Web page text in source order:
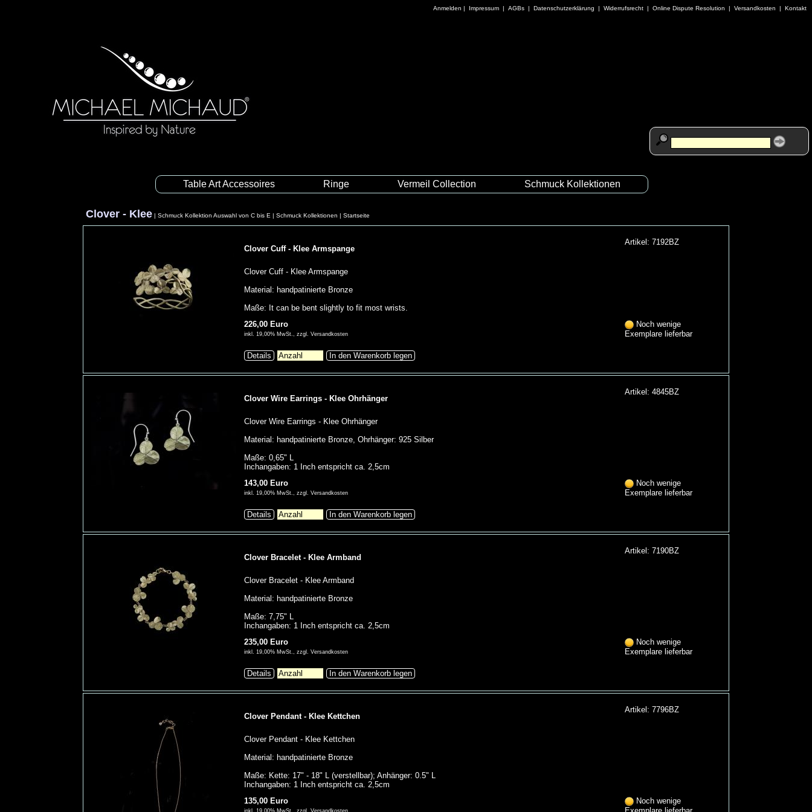
Anmelden | Impressum | AGBs | Datenschutzerklärung | Widerrufsrecht | Online Dispute Resolution | Versandkosten | Kontakt
Table Art Accessoires Ringe Vermeil Collection Schmuck Kollektionen
Clover - Klee |Schmuck Kollektion Auswahl von C bis E |Schmuck Kollektionen |Startseite
Clover Cuff - Klee Armspange
Artikel: 7192BZ
Clover Cuff - Klee Armspange
Material: handpatinierte Bronze
Maße: It can be bent slightly to fit most wrists.
226,00 Euro
inkl. 19,00% MwSt., zzgl. Versandkosten
Noch wenige
Exemplare lieferbar
Details In den Warenkorb legen
Clover Wire Earrings - Klee Ohrhänger
Artikel: 4845BZ
Clover Wire Earrings - Klee Ohrhänger
Material: handpatinierte Bronze, Ohrhänger: 925 Silber
Maße: 0,65" L
Inchangaben: 1 Inch entspricht ca. 2,5cm
143,00 Euro
inkl. 19,00% MwSt., zzgl. Versandkosten
Noch wenige
Exemplare lieferbar
Details In den Warenkorb legen
Clover Bracelet - Klee Armband
Artikel: 7190BZ
Clover Bracelet - Klee Armband
Material: handpatinierte Bronze
Maße: 7,75" L
Inchangaben: 1 Inch entspricht ca. 2,5cm
235,00 Euro
inkl. 19,00% MwSt., zzgl. Versandkosten
Noch wenige
Exemplare lieferbar
Details In den Warenkorb legen
Clover Pendant - Klee Kettchen
Artikel: 7796BZ
Clover Pendant - Klee Kettchen
Material: handpatinierte Bronze
Maße: Kette: 17" - 18" L (verstellbar); Anhänger: 0.5" L
Inchangaben: 1 Inch entspricht ca. 2,5cm
135,00 Euro
inkl. 19,00% MwSt., zzgl. Versandkosten
Noch wenige